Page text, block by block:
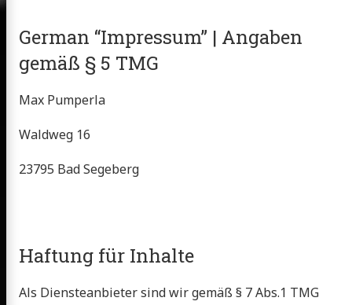
German “Impressum” | Angaben
gemäß § 5 TMG
Max Pumperla
Waldweg 16
23795 Bad Segeberg
Haftung für Inhalte
Als Diensteanbieter sind wir gemäß § 7 Abs.1 TMG